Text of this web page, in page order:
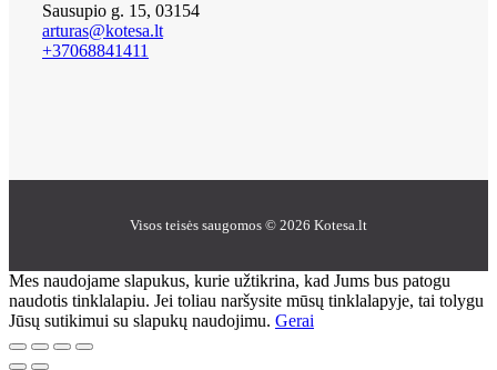
Sausupio g. 15, 03154
arturas@kotesa.lt
+37068841411
Visos teisės saugomos © 2026 Kotesa.lt
Mes naudojame slapukus, kurie užtikrina, kad Jums bus patogu
naudotis tinklalapiu. Jei toliau naršysite mūsų tinklalapyje, tai tolygu
Jūsų sutikimui su slapukų naudojimu. Gerai